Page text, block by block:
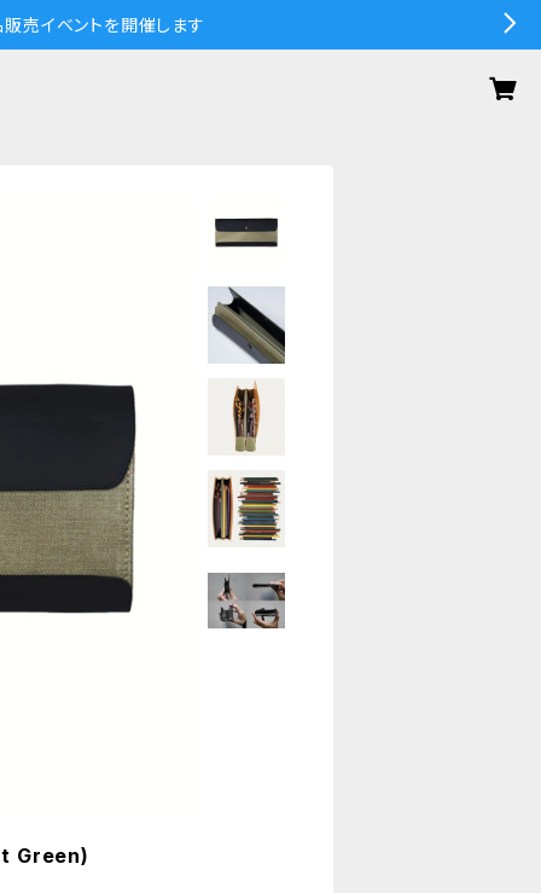
売イベントを開催します
Green)